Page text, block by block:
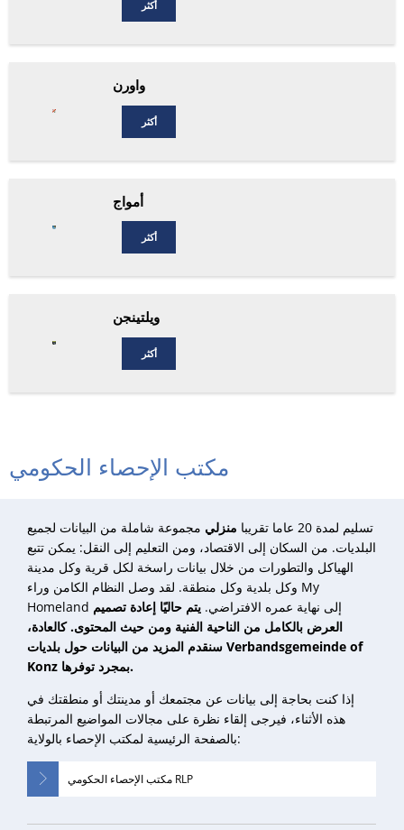
أكثر
واورن
أكثر
أمواج
أكثر
ويلتينجن
أكثر
مكتب الإحصاء الحكومي
تسليم لمدة 20 عاما تقريبا منزلي مجموعة شاملة من البيانات لجميع
البلديات. من السكان إلى الاقتصاد، ومن التعليم إلى النقل: يمكن تتبع
الهياكل والتطورات من خلال بيانات راسخة لكل قرية وكل مدينة
وكل بلدية وكل منطقة. لقد وصل النظام الكامن وراء My
Homeland إلى نهاية عمره الافتراضي. يتم حاليًا إعادة تصميم
العرض بالكامل من الناحية الفنية ومن حيث المحتوى. كالعادة،
سنقدم المزيد من البيانات حول بلديات Verbandsgemeinde of
Konz بمجرد توفرها.
إذا كنت بحاجة إلى بيانات عن مجتمعك أو مدينتك أو منطقتك في
هذه الأثناء، فيرجى إلقاء نظرة على مجالات المواضيع المرتبطة
بالصفحة الرئيسية لمكتب الإحصاء بالولاية:
مكتب الإحصاء الحكومي RLP